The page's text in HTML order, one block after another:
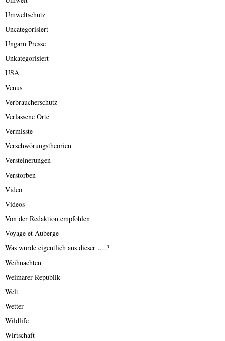
Umweltschutz
Uncategorisiert
Ungarn Presse
Unkategorisiert
USA
Venus
Verbraucherschutz
Verlassene Orte
Vermisste
Verschwörungstheorien
Versteinerungen
Verstorben
Video
Videos
Von der Redaktion empfohlen
Voyage et Auberge
Was wurde eigentlich aus dieser ….?
Weihnachten
Weimarer Republik
Welt
Wetter
Wildlife
Wirtschaft